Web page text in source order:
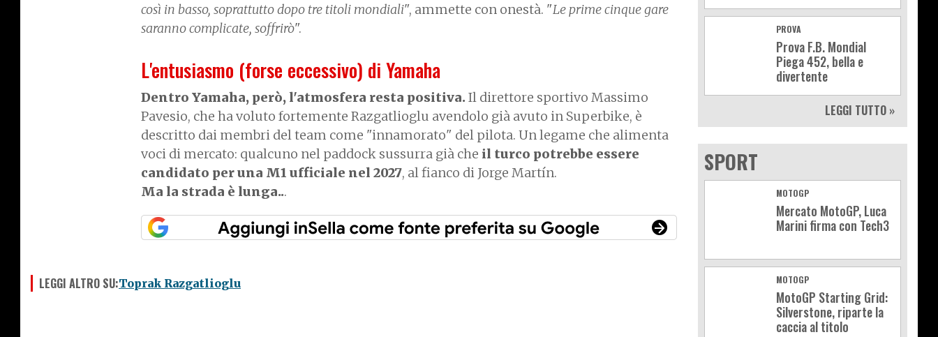
così in basso, soprattutto dopo tre titoli mondiali", ammette con onestà. "Le prime cinque gare
saranno complicate, soffrirò".
L'entusiasmo (forse eccessivo) di Yamaha
Dentro Yamaha, però, l'atmosfera resta positiva. Il direttore sportivo Massimo
Pavesio, che ha voluto fortemente Razgatlioglu avendolo già avuto in Superbike, è
descritto dai membri del team come "innamorato" del pilota. Un legame che alimenta
voci di mercato: qualcuno nel paddock sussurra già che il turco potrebbe essere
candidato per una M1 ufficiale nel 2027, al fianco di Jorge Martín.
Ma la strada è lunga...
LEGGI ALTRO SU:Toprak Razgatlioglu
PROVA
Prova F.B. Mondial
Piega 452, bella e
divertente
LEGGI TUTTO »
SPORT
MOTOGP
Mercato MotoGP, Luca
Marini firma con Tech3
MOTOGP
MotoGP Starting Grid:
Silverstone, riparte la
caccia al titolo